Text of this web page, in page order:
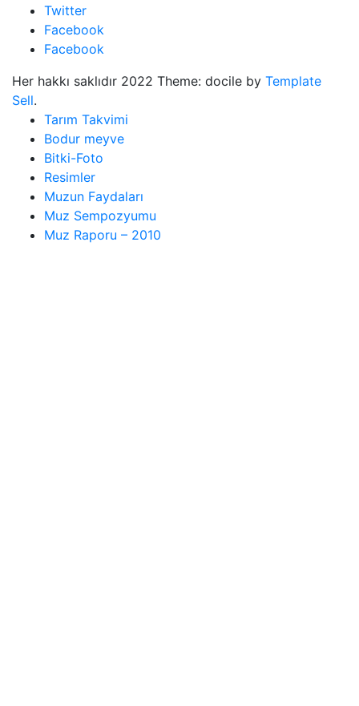
Twitter
Facebook
Facebook
Her hakkı saklıdır 2022 Theme: docile by Template
Sell.
Tarım Takvimi
Bodur meyve
Bitki-Foto
Resimler
Muzun Faydaları
Muz Sempozyumu
Muz Raporu – 2010